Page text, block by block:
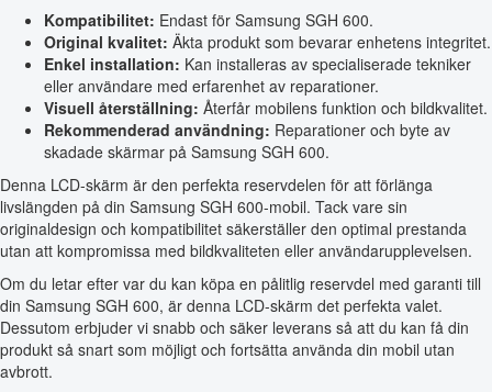
Kompatibilitet: Endast för Samsung SGH 600.
Original kvalitet: Äkta produkt som bevarar enhetens integritet.
Enkel installation: Kan installeras av specialiserade tekniker
eller användare med erfarenhet av reparationer.
Visuell återställning: Återfår mobilens funktion och bildkvalitet.
Rekommenderad användning: Reparationer och byte av
skadade skärmar på Samsung SGH 600.
Denna LCD-skärm är den perfekta reservdelen för att förlänga
livslängden på din Samsung SGH 600-mobil. Tack vare sin
originaldesign och kompatibilitet säkerställer den optimal prestanda
utan att kompromissa med bildkvaliteten eller användarupplevelsen.
Om du letar efter var du kan köpa en pålitlig reservdel med garanti till
din Samsung SGH 600, är denna LCD-skärm det perfekta valet.
Dessutom erbjuder vi snabb och säker leverans så att du kan få din
produkt så snart som möjligt och fortsätta använda din mobil utan
avbrott.